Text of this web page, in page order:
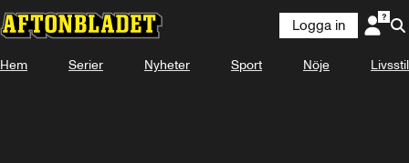
Logga in
Hem Serier Nyheter Sport Nöje Livsstil